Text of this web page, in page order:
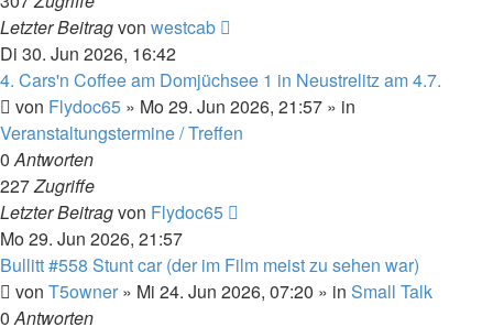
Letzter Beitragvon westcab
Di 30. Jun 2026, 16:42
4. Cars'n Coffee am Domjüchsee 1 in Neustrelitz am 4.7.
von Flydoc65 » Mo 29. Jun 2026, 21:57 » in
Veranstaltungstermine / Treffen
0Antworten
227Zugriffe
Letzter Beitragvon Flydoc65
Mo 29. Jun 2026, 21:57
Bullitt #558 Stunt car (der im Film meist zu sehen war)
von T5owner » Mi 24. Jun 2026, 07:20 » in Small Talk
0Antworten